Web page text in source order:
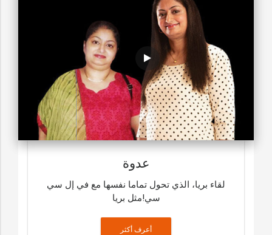
عدوة
لقاء بريا، الذي تحول تماما نفسها مع في إل سي
سي!مثل بريا
أعرف أكثر